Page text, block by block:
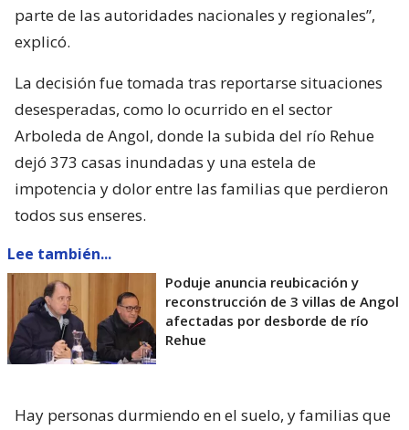
parte de las autoridades nacionales y regionales”,
explicó.
La decisión fue tomada tras reportarse situaciones
desesperadas, como lo ocurrido en el sector
Arboleda de Angol, donde la subida del río Rehue
dejó 373 casas inundadas y una estela de
impotencia y dolor entre las familias que perdieron
todos sus enseres.
Lee también...
Poduje anuncia reubicación y
reconstrucción de 3 villas de Angol
afectadas por desborde de río
Rehue
Hay personas durmiendo en el suelo, y familias que